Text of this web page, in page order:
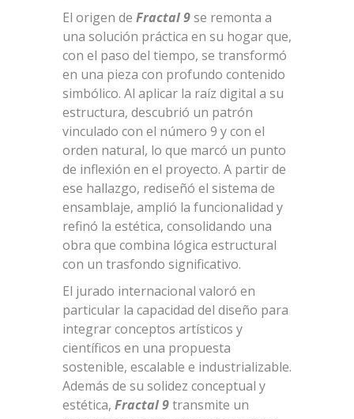
El origen de Fractal 9se remonta a
una solución práctica en su hogar que,
con el paso del tiempo, se transformó
en una pieza con profundo contenido
simbólico. Al aplicar la raíz digital a su
estructura, descubrió un patrón
vinculado con el número 9 y con el
orden natural, lo que marcó un punto
de inflexión en el proyecto. A partir de
ese hallazgo, rediseñó el sistema de
ensamblaje, amplió la funcionalidad y
refinó la estética, consolidando una
obra que combina lógica estructural
con un trasfondo significativo.
El jurado internacional valoró en
particular la capacidad del diseño para
integrar conceptos artísticos y
científicos en una propuesta
sostenible, escalable e industrializable.
Además de su solidez conceptual y
estética, Fractal 9transmite un